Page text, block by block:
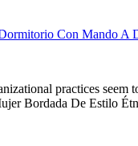
Con Mando A
practices seem
Bordada De Estilo